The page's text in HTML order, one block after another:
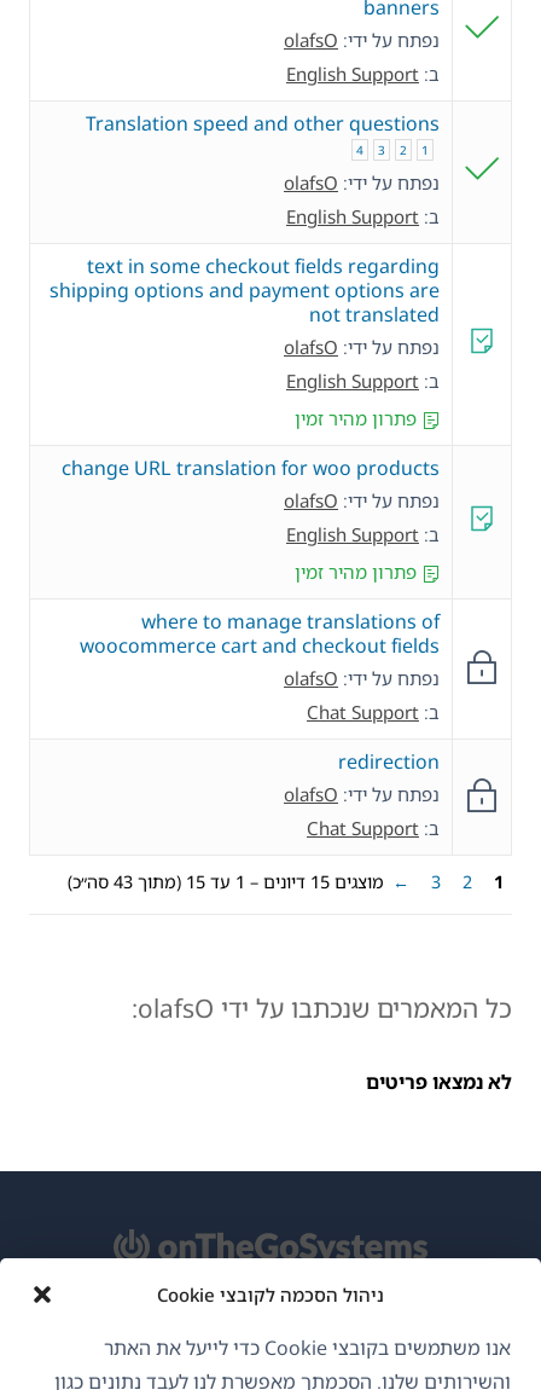
ניהול הסכמה לקובצי Cookie
אנו משתמשים בקובצי Cookie כדי לייעל את האתר
והשירותים שלנו. הסכמתך מאפשרת לנו לעבד נתונים כגון
banners
נפתח על ידי: olafsO
ב: English Support
Translation speed and other questions
1
2
3
4
נפתח על ידי: olafsO
ב: English Support
text in some checkout fields regarding
shipping options and payment options are
not translated
נפתח על ידי: olafsO
ב: English Support
פתרון מהיר זמין
change URL translation for woo products
נפתח על ידי: olafsO
ב: English Support
פתרון מהיר זמין
where to manage translations of
woocommerce cart and checkout fields
נפתח על ידי: olafsO
ב: Chat Support
redirection
נפתח על ידי: olafsO
ב: Chat Support
מוצגים 15 דיונים – 1 עד 15 (מתוך 43 סה״כ) 1
2
3
←
כל המאמרים שנכתבו על ידי olafsO:
לא נמצאו פריטים
GDPR ומדיניות פרטיות